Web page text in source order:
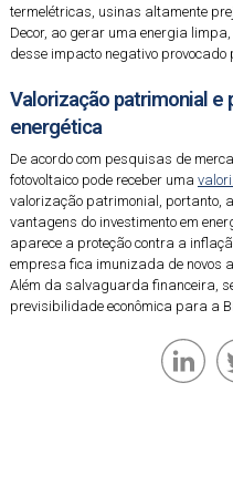
termelétricas, usinas altamente
Decor, ao gerar uma energia
desse impacto negativo provocado
Valorização patrimonial e
energética
De acordo com pesquisas de
fotovoltaico pode receber uma
valorização patrimonial, portanto,
vantagens do investimento em
aparece a proteção contra a
empresa fica imunizada de novos
Além da salvaguarda financeira,
previsibilidade econômica para a